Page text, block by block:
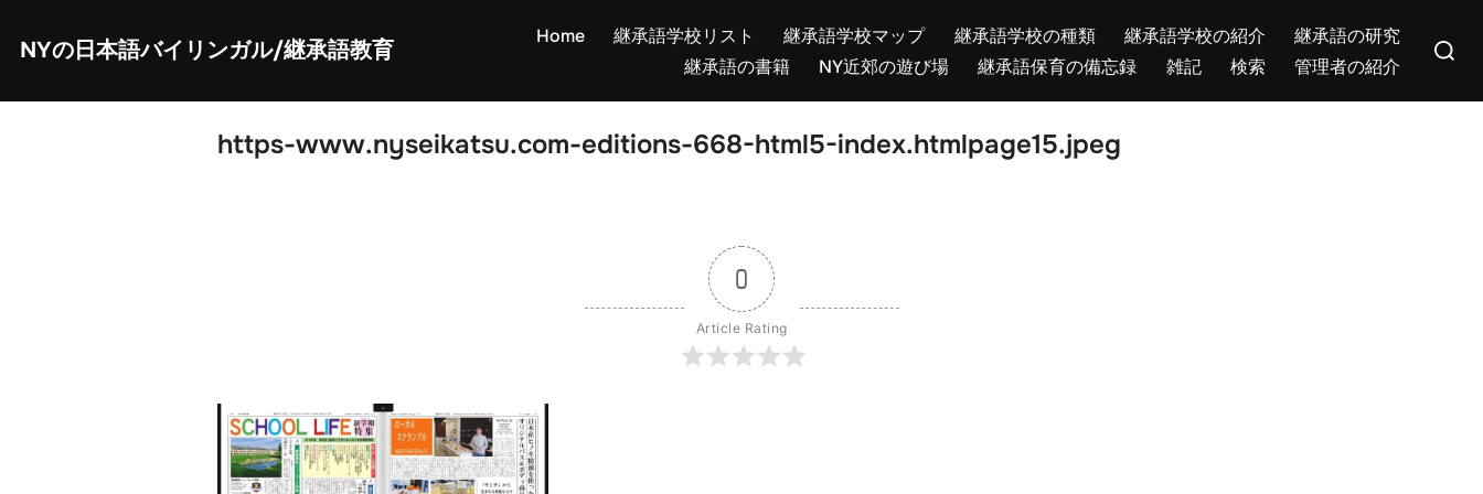
content
NYの日本語バイリンガル/継承語教育
Home 継承語学校リスト 継承語学校マップ 継承語学校の種類 継承語学校の紹介
継承語の研究
継承語の書籍
NY近郊の遊び場 継承語保育の備忘録 雑記 検索 管理者の紹介
for:
https-www.nyseikatsu.com-editions-668-html5-index.htmlpage15.jpeg
0
Article Rating